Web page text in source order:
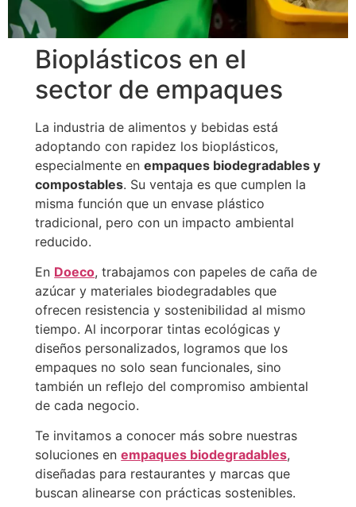
Bioplásticos en el
sector de empaques
La industria de alimentos y bebidas está
adoptando con rapidez los bioplásticos,
especialmente enempaques biodegradables y
compostables. Su ventaja es que cumplen la
misma función que un envase plástico
tradicional, pero con un impacto ambiental
reducido.
En Doeco, trabajamos con papeles de caña de
azúcar y materiales biodegradables que
ofrecen resistencia y sostenibilidad al mismo
tiempo. Al incorporar tintas ecológicas y
diseños personalizados, logramos que los
empaques no solo sean funcionales, sino
también un reflejo del compromiso ambiental
de cada negocio.
Te invitamos a conocer más sobre nuestras
soluciones enempaques biodegradables,
diseñadas para restaurantes y marcas que
buscan alinearse con prácticas sostenibles.